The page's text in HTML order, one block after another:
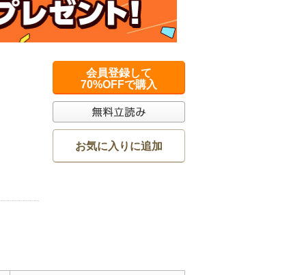
会員登録して
70%OFFで購入
お気に入りに追加